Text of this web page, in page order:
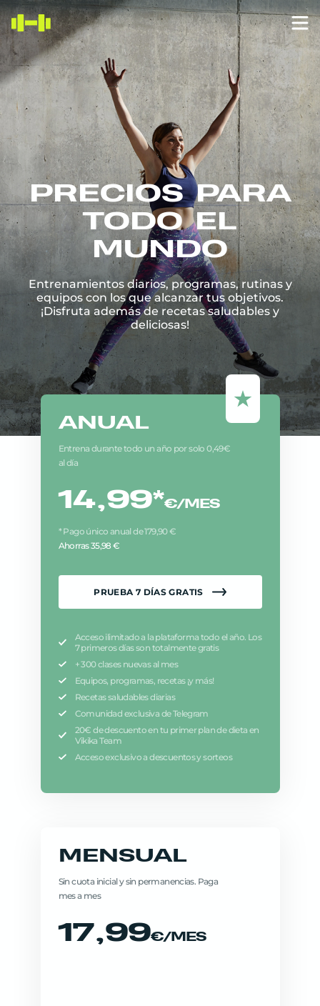
PRECIOS PARA
TODO EL
MUNDO
Entrenamientos diarios, programas, rutinas y
equipos con los que alcanzar tus objetivos.
¡Disfruta además de recetas saludables y
deliciosas!
ANUAL
Entrena durante todo un año por solo 0,49€
al día
14,99*€/MES
* Pago único anual de 179,90 €
Ahorras 35,98 €
PRUEBA 7 DÍAS GRATIS
Acceso ilimitado a la plataforma todo el año. Los
7 primeros días son totalmente gratis
+ 300 clases nuevas al mes
Equipos, programas, recetas ¡y más!
Recetas saludables diarias
Comunidad exclusiva de Telegram
20€ de descuento en tu primer plan de dieta en
Vikika Team
Acceso exclusivo a descuentos y sorteos
MENSUAL
Sin cuota inicial y sin permanencias. Paga
mes a mes
17,99€/MES